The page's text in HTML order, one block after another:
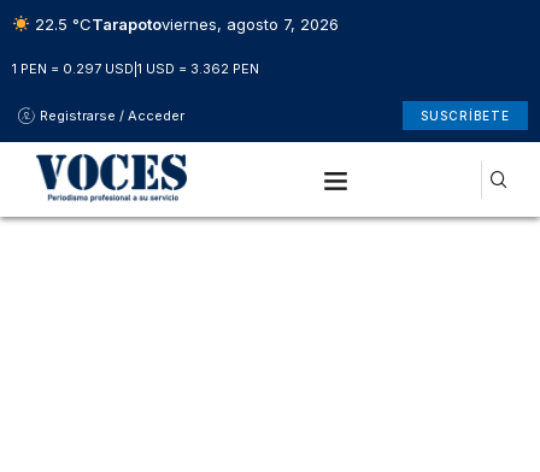
22.5 °CTarapotoviernes, agosto 7, 2026
1 PEN = 0.297 USD 1 USD = 3.362 PEN
Registrarse / Acceder SUSCRÍBETE